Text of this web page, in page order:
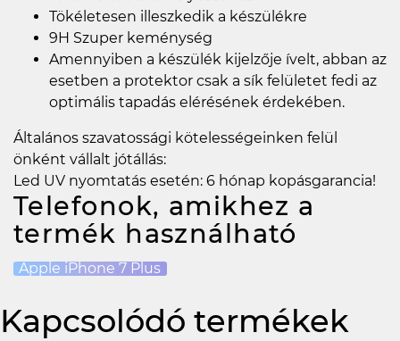
Tökéletesen illeszkedik a készülékre
9H Szuper keménység
Amennyiben a készülék kijelzője ívelt, abban az
esetben a protektor csak a sík felületet fedi az
optimális tapadás elérésének érdekében.
Általános szavatossági kötelességeinken felül
önként vállalt jótállás:
Led UV nyomtatás esetén: 6 hónap kopásgarancia!
Telefonok, amikhez a
termék használható
Apple iPhone 7 Plus
Kapcsolódó termékek